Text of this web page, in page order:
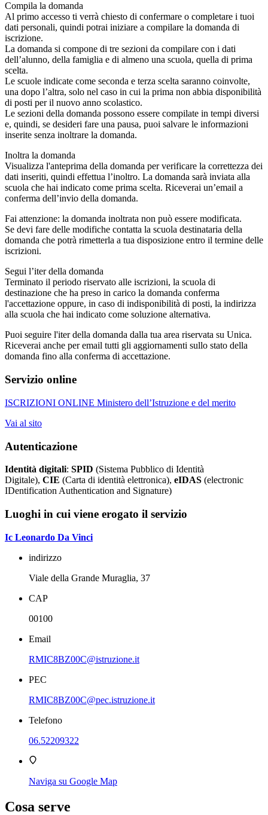
Compila la domanda
Al primo accesso ti verrà chiesto di confermare o completare i tuoi
dati personali, quindi potrai iniziare a compilare la domanda di
iscrizione.
La domanda si compone di tre sezioni da compilare con i dati
dell’alunno, della famiglia e di almeno una scuola, quella di prima
scelta.
Le scuole indicate come seconda e terza scelta saranno coinvolte,
una dopo l’altra, solo nel caso in cui la prima non abbia disponibilità
di posti per il nuovo anno scolastico.
Le sezioni della domanda possono essere compilate in tempi diversi
e, quindi, se desideri fare una pausa, puoi salvare le informazioni
inserite senza inoltrare la domanda.
Inoltra la domanda
Visualizza l'anteprima della domanda per verificare la correttezza dei
dati inseriti, quindi effettua l’inoltro. La domanda sarà inviata alla
scuola che hai indicato come prima scelta. Riceverai un’email a
conferma dell’invio della domanda.
Fai attenzione: la domanda inoltrata non può essere modificata.
Se devi fare delle modifiche contatta la scuola destinataria della
domanda che potrà rimetterla a tua disposizione entro il termine delle
iscrizioni.
Segui l’iter della domanda
Terminato il periodo riservato alle iscrizioni, la scuola di
destinazione che ha preso in carico la domanda conferma
l'accettazione oppure, in caso di indisponibilità di posti, la indirizza
alla scuola che hai indicato come soluzione alternativa.
Puoi seguire l'iter della domanda dalla tua area riservata su Unica.
Riceverai anche per email tutti gli aggiornamenti sullo stato della
domanda fino alla conferma di accettazione.
Servizio online
ISCRIZIONI ONLINE Ministero dell’Istruzione e del merito
Vai al sito
Autenticazione
Identità digitali: SPID (Sistema Pubblico di Identità
Digitale), CIE (Carta di identità elettronica), eIDAS (electronic
IDentification Authentication and Signature)
Luoghi in cui viene erogato il servizio
Ic Leonardo Da Vinci
indirizzo
Viale della Grande Muraglia, 37
CAP
00100
Email
RMIC8BZ00C@istruzione.it
PEC
RMIC8BZ00C@pec.istruzione.it
Telefono
06.52209322
Naviga su Google Map
Cosa serve